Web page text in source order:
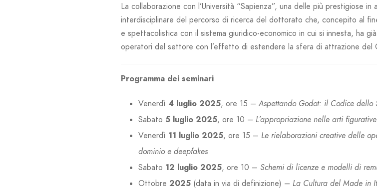
La collaborazione con l’Università “Sapienza”, una delle più prestigiose
interdisciplinare del percorso di ricerca del dottorato che, concepito al
e spettacolistica con il sistema giuridico-economico in cui si innesta, ha
operatori del settore con l’effetto di estendere la sfera di attrazione del
Programma dei seminari
Venerdì 4 luglio 2025, ore 15 – Aspettando Godot: il Codice dello
Sabato 5 luglio 2025, ore 10 – L’appropriazione nelle arti
Venerdì 11 luglio 2025, ore 15 – Le rielaborazioni creative delle
dominio e deepfakes
Sabato 12 luglio 2025, ore 10 – Schemi di licenze e modelli di
Ottobre 2025 (data in via di definizione) – La Cultura del Made in